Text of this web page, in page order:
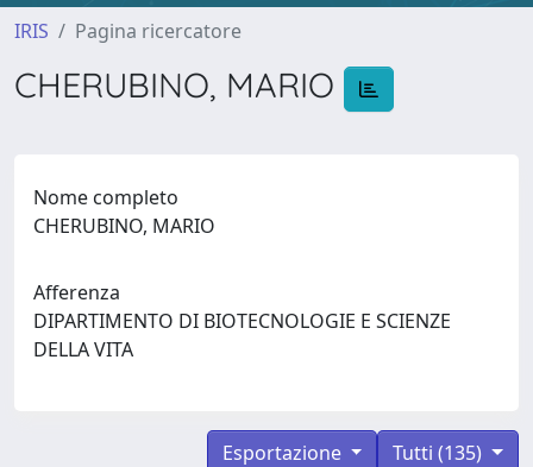
IRIS Pagina ricercatore
CHERUBINO, MARIO
Nome completo
CHERUBINO, MARIO
Afferenza
DIPARTIMENTO DI BIOTECNOLOGIE E SCIENZE
DELLA VITA
Tutti (135)
Esportazione